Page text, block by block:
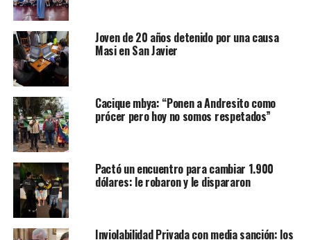
Joven de 20 años detenido por una causa
Masi en San Javier
Cacique mbya: “Ponen a Andresito como
prócer pero hoy no somos respetados”
Pactó un encuentro para cambiar 1.900
dólares: le robaron y le dispararon
Inviolabilidad Privada con media sanción: los